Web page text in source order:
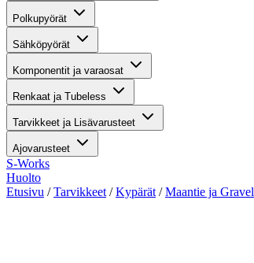
Polkupyörät
Sähköpyörät
Komponentit ja varaosat
Renkaat ja Tubeless
Tarvikkeet ja Lisävarusteet
Ajovarusteet
S-Works
Huolto
Etusivu /Tarvikkeet /Kypärät /Maantie ja Gravel